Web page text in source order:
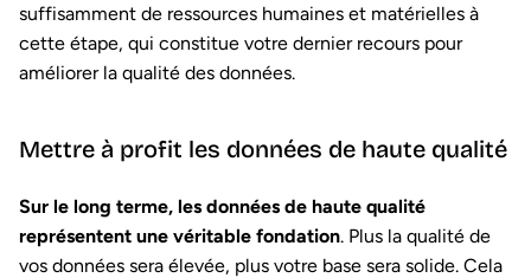
suffisamment de ressources humaines et matérielles à
cette étape, qui constitue votre dernier recours pour
améliorer la qualité des données.
Mettre à profit les données de haute qualité
Sur le long terme, les données de haute qualité
représentent une véritable fondation. Plus la qualité de
vos données sera élevée, plus votre base sera solide. Cela